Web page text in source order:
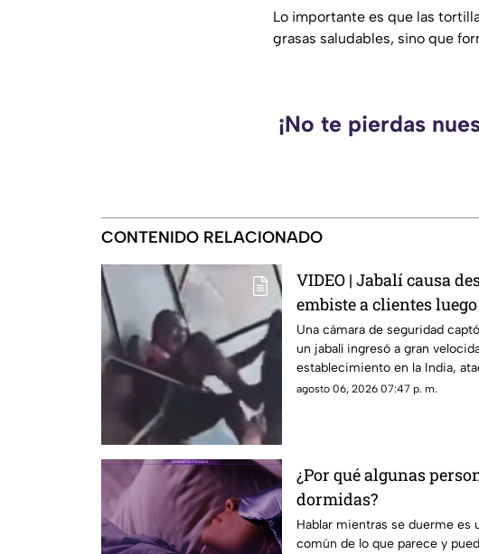
Lo importante es que las
grasas saludables, sino que
¡No te pierdas
CONTENIDO RELACIONADO
VIDEO | Jabalí causa
embiste a clientes
negocio
Una cámara de seguridad
un jabalí ingresó a gran
establecimiento en la India,
dejó a un hombre de 60 años
agosto 06, 2026 07:47 p. m.
¿Por qué algunas
dormidas?
Hablar mientras se duerme es
común de lo que parece y